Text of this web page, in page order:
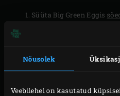
Nõusolek
Veebilehel on kasutatud
Süüta Big Green Eggis
temperatuurini 180 °C.
ratast, mis on täpselt
suurused.